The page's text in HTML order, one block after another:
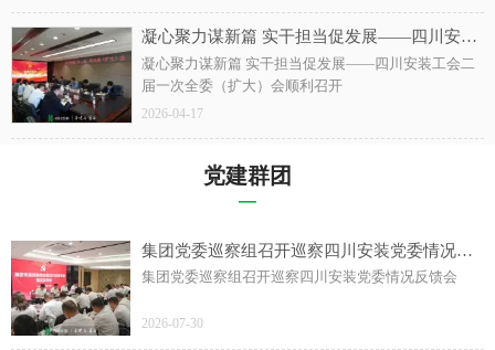
凝心聚力谋新篇 实干担当促发展——四川安装工会二届一次全委（扩大）会顺利召开
凝心聚力谋新篇 实干担当促发展——四川安装工会二
届一次全委（扩大）会顺利召开
2026-04-17
党建群团
—
集团党委巡察组召开巡察四川安装党委情况反馈会
集团党委巡察组召开巡察四川安装党委情况反馈会
2026-07-30